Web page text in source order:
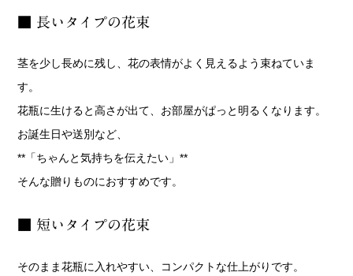
■ 長いタイプの花束
茎を少し長めに残し、花の表情がよく見えるよう束ねていま
す。
花瓶に生けると高さが出て、お部屋がぱっと明るくなります。
お誕生日や送別など、
**「ちゃんと気持ちを伝えたい」**
そんな贈りものにおすすめです。
■ 短いタイプの花束
そのまま花瓶に入れやすい、コンパクトな仕上がりです。